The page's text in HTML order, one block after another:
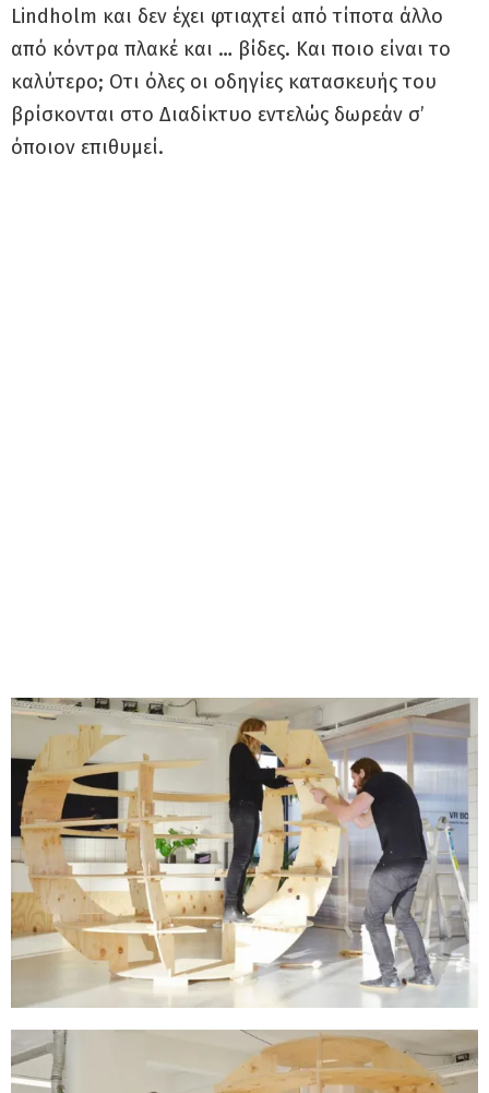
Lindholm και δεν έχει φτιαχτεί από τίποτα άλλο
από κόντρα πλακέ και … βίδες. Και ποιο είναι το
καλύτερο; Οτι όλες οι οδηγίες κατασκευής του
βρίσκονται στο Διαδίκτυο εντελώς δωρεάν σ’
όποιον επιθυμεί.